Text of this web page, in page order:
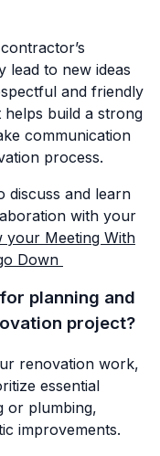
lead to new ideas
and friendly
build a strong
communication
process.
discuss and learn
with your
your Meeting With
Down
planning and
project?
renovation work,
essential
or plumbing,
improvements.